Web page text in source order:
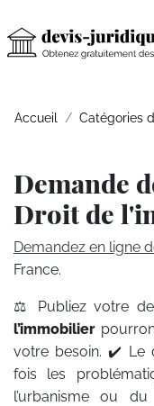
Accueil Catégories
Demande
Droit de
Demandez en ligne
France.
⚖️ Publiez votre
l’immobilier
votre besoin. ✔️ Le
fois les
l’urbanisme ou